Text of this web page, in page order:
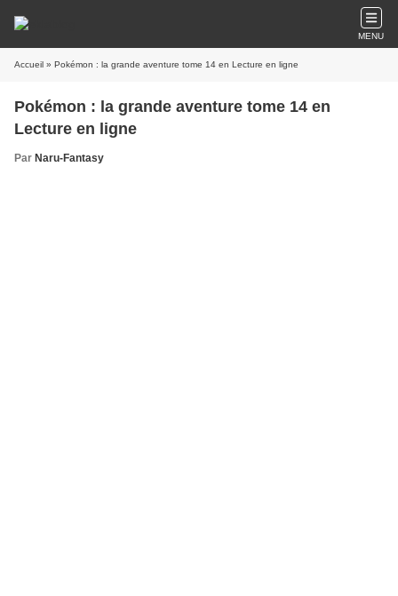
MENU
Accueil » Pokémon : la grande aventure tome 14 en Lecture en ligne
Pokémon : la grande aventure tome 14 en
Lecture en ligne
Par Naru-Fantasy